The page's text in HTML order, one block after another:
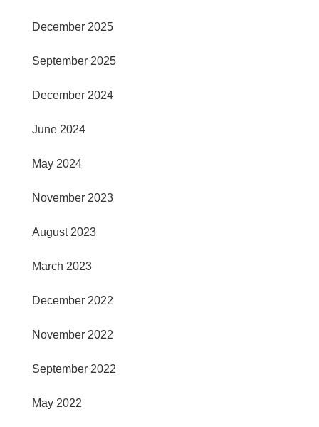
December 2025
September 2025
December 2024
June 2024
May 2024
November 2023
August 2023
March 2023
December 2022
November 2022
September 2022
May 2022